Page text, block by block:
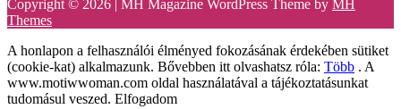
Copyright © 2026 | MH Magazine WordPress Theme by MH
Themes
A honlapon a felhasználói élményed fokozásának érdekében sütiket
(cookie-kat) alkalmazunk. Bővebben itt olvashatsz róla: Több . A
www.motiwwoman.com oldal használatával a tájékoztatásunkat
tudomásul veszed. Elfogadom